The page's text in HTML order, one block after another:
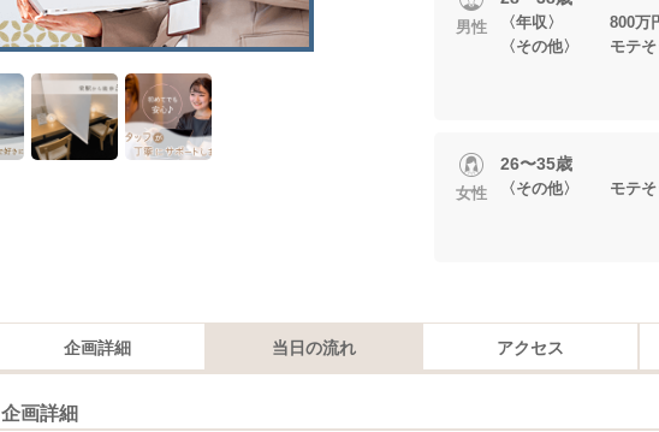
男性
〈年収〉 800万
〈その他〉 モテそ
女性
26〜35歳
〈その他〉 モテそ
企画詳細 当日の流れ アクセス
企画詳細